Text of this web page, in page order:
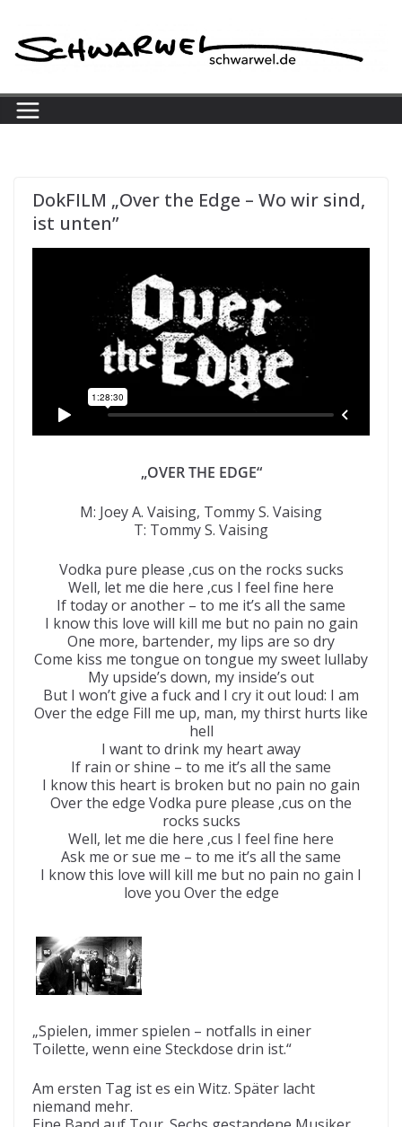
content
DokFILM „Over the Edge – Wo wir sind,
ist unten”
„OVER THE EDGE“
M: Joey A. Vaising, Tommy S. Vaising
T: Tommy S. Vaising
Vodka pure please ‚cus on the rocks sucks
Well, let me die here ‚cus I feel fine here
If today or another – to me it’s all the same
I know this love will kill me but no pain no gain
One more, bartender, my lips are so dry
Come kiss me tongue on tongue my sweet lullaby
My upside’s down, my inside’s out
But I won’t give a fuck and I cry it out loud: I am
Over the edge Fill me up, man, my thirst hurts like
hell
I want to drink my heart away
If rain or shine – to me it’s all the same
I know this heart is broken but no pain no gain
Over the edge Vodka pure please ‚cus on the
rocks sucks
Well, let me die here ‚cus I feel fine here
Ask me or sue me – to me it’s all the same
I know this love will kill me but no pain no gain I
love you Over the edge
„Spielen, immer spielen – notfalls in einer
Toilette, wenn eine Steckdose drin ist.“
Am ersten Tag ist es ein Witz. Später lacht
niemand mehr.